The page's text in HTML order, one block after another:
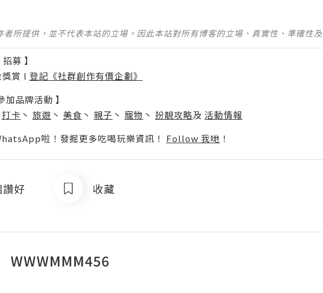
者所提供，並不代表本站的立場。因此本站對所有博客的立場、真實性、準確性
募 】
賞 l 登記《社群創作有價企劃》
加品牌活動 】
打卡 丶 旅遊 丶 美食 丶 親子 丶 寵物 丶 扮靚攻略及 活動情報
啦！發掘更多吃喝玩樂資訊！ Follow 我哋 ！
好 收藏
WWWMMM456